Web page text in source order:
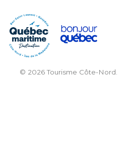
© 2026 Tourisme Côte-Nord.